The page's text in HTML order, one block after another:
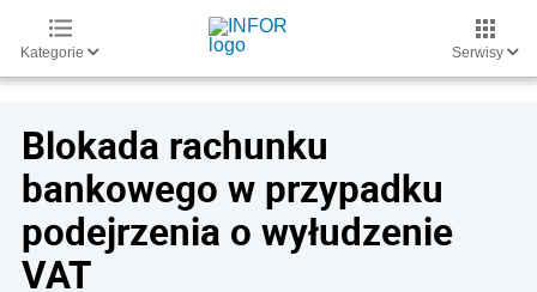
Kategorie Serwisy
Blokada rachunku
bankowego w przypadku
podejrzenia o wyłudzenie
VAT